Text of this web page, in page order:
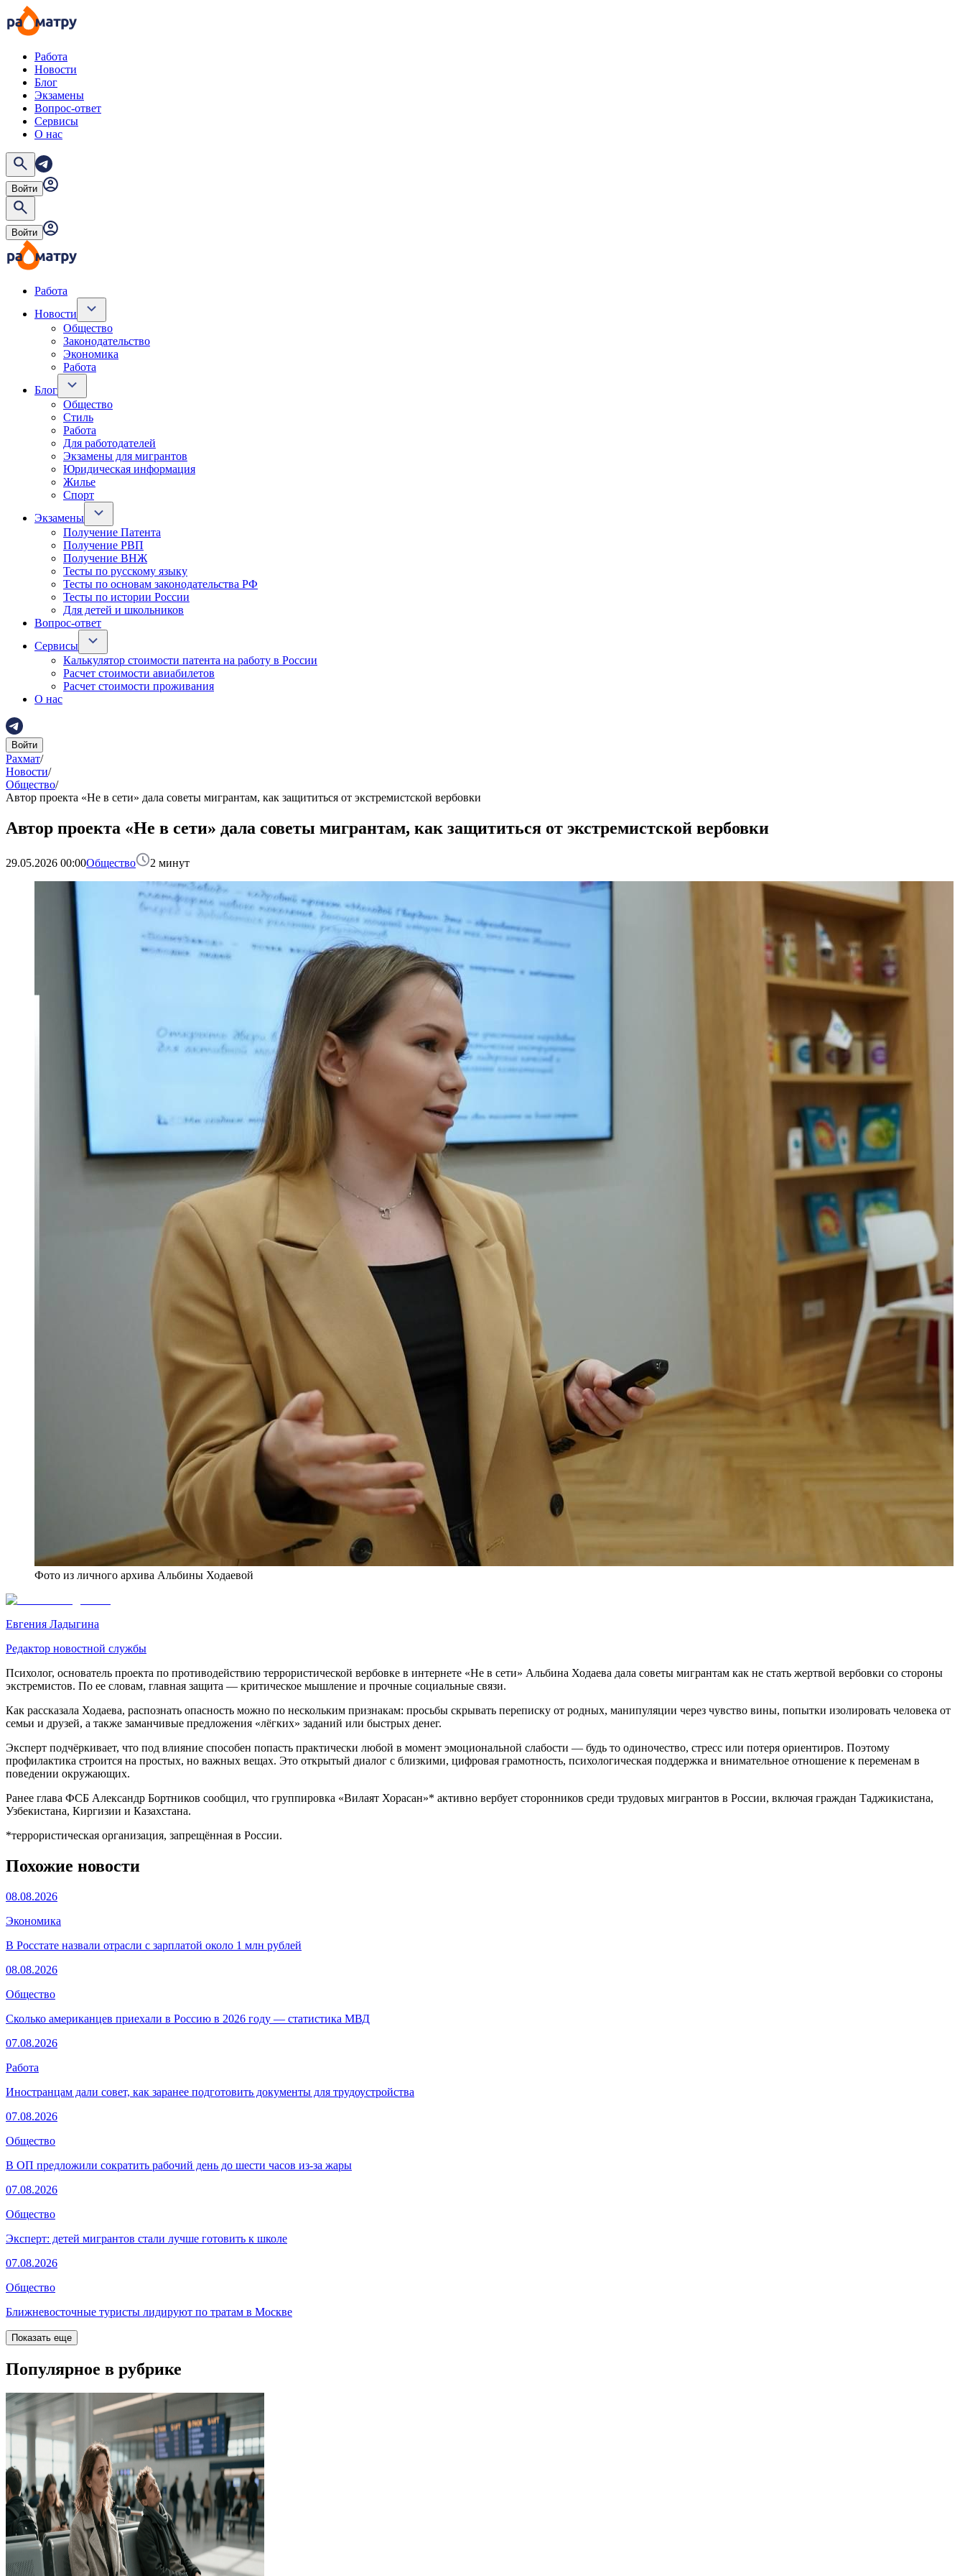
Работа
Новости
Блог
Экзамены
Вопрос-ответ
Сервисы
О нас
Войти
Войти
Работа
Новости
Общество
Законодательство
Экономика
Работа
Блог
Общество
Стиль
Работа
Для работодателей
Экзамены для мигрантов
Юридическая информация
Жилье
Спорт
Экзамены
Получение Патента
Получение РВП
Получение ВНЖ
Тесты по русскому языку
Тесты по основам законодательства РФ
Тесты по истории России
Для детей и школьников
Вопрос-ответ
Сервисы
Калькулятор стоимости патента на работу в России
Расчет стоимости авиабилетов
Расчет стоимости проживания
О нас
Войти
Рахмат/
Новости/
Общество/
Автор проекта «Не в сети» дала советы мигрантам, как защититься от экстремистской вербовки
Автор проекта «Не в сети» дала советы мигрантам, как защититься от экстремистской вербовки
29.05.2026 00:00Общество 2 минут
Фото из личного архива Альбины Ходаевой
Евгения Ладыгина
Редактор новостной службы
Психолог, основатель проекта по противодействию террористической вербовке в интернете «Не в сети» Альбина Ходаева дала советы мигрантам как не стать жертвой вербовки со стороны
экстремистов. По ее словам, главная защита — критическое мышление и прочные социальные связи.
Как рассказала Ходаева, распознать опасность можно по нескольким признакам: просьбы скрывать переписку от родных, манипуляции через чувство вины, попытки изолировать человека от
семьи и друзей, а также заманчивые предложения «лёгких» заданий или быстрых денег.
Эксперт подчёркивает, что под влияние способен попасть практически любой в момент эмоциональной слабости — будь то одиночество, стресс или потеря ориентиров. Поэтому
профилактика строится на простых, но важных вещах. Это открытый диалог с близкими, цифровая грамотность, психологическая поддержка и внимательное отношение к переменам в
поведении окружающих.
Ранее глава ФСБ Александр Бортников сообщил, что группировка «Вилаят Хорасан»* активно вербует сторонников среди трудовых мигрантов в России, включая граждан Таджикистана,
Узбекистана, Киргизии и Казахстана.
*террористическая организация, запрещённая в России.
Похожие новости
08.08.2026
Экономика
В Росстате назвали отрасли с зарплатой около 1 млн рублей
08.08.2026
Общество
Сколько американцев приехали в Россию в 2026 году — статистика МВД
07.08.2026
Работа
Иностранцам дали совет, как заранее подготовить документы для трудоустройства
07.08.2026
Общество
В ОП предложили сократить рабочий день до шести часов из-за жары
07.08.2026
Общество
Эксперт: детей мигрантов стали лучше готовить к школе
07.08.2026
Общество
Ближневосточные туристы лидируют по тратам в Москве
Показать еще
Популярное в рубрике